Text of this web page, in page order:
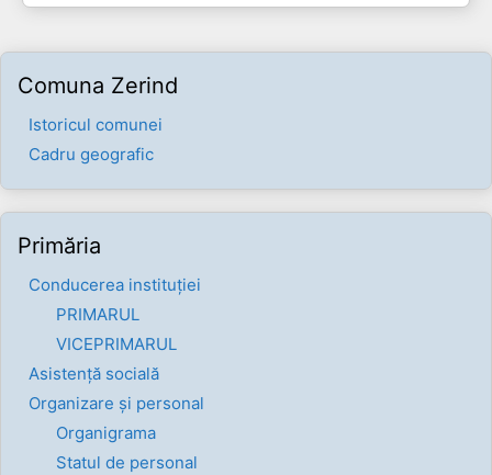
Comuna Zerind
Istoricul comunei
Cadru geografic
Primăria
Conducerea instituției
PRIMARUL
VICEPRIMARUL
Asistență socială
Organizare și personal
Organigrama
Statul de personal